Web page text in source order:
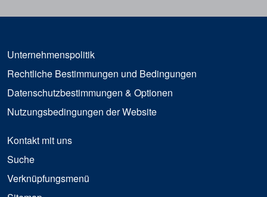
Unternehmenspolitik
Rechtliche Bestimmungen und Bedingungen
Datenschutzbestimmungen & Optionen
Nutzungsbedingungen der Website
Kontakt mit uns
Suche
Verknüpfungsmenü